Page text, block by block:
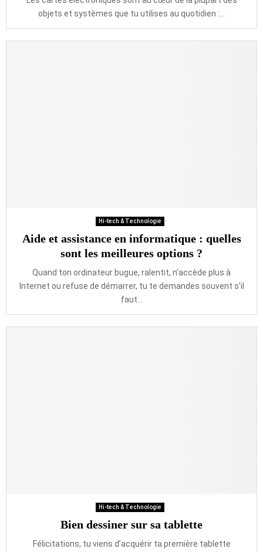
objets et systèmes que tu utilises au quotidien :...
Hi-tech & Technologie
Aide et assistance en informatique : quelles
sont les meilleures options ?
Quand ton ordinateur bugue, ralentit, n’accède plus à
Internet ou refuse de démarrer, tu te demandes souvent s’il
faut...
Hi-tech & Technologie
Bien dessiner sur sa tablette
Félicitations, tu viens d’acquérir ta première tablette